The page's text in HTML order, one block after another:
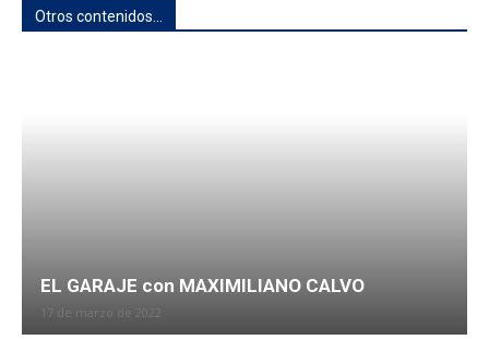
Otros contenidos...
EL GARAJE con MAXIMILIANO CALVO
17 de marzo de 2022